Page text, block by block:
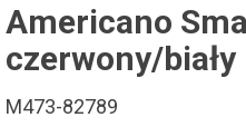
Americano
czerwony/biały
M473-82789